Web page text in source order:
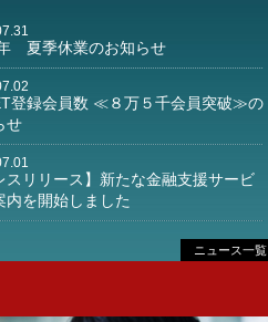
夏季休業のお知らせ
登録会員数 ≪８万５千会員突破≫の
せ
スリリース】新たな金融支援サービ
内を開始しました
ニュース一覧